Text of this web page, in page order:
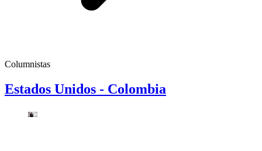
Columnistas
Estados Unidos - Colombia